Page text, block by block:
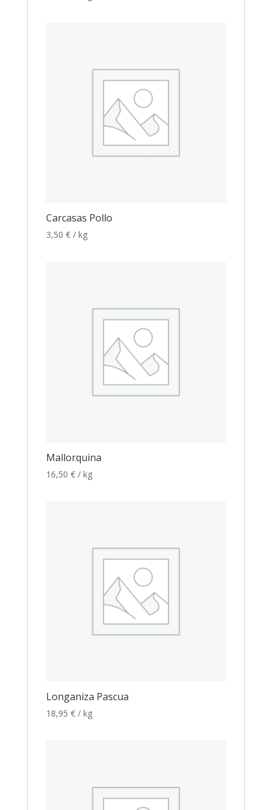
Carcasas Pollo
3,50 € / kg
Mallorquina
16,50 € / kg
Longaniza Pascua
18,95 € / kg